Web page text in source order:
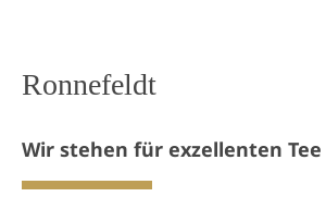
Ronnefeldt
Wir stehen für exzellenten Tee